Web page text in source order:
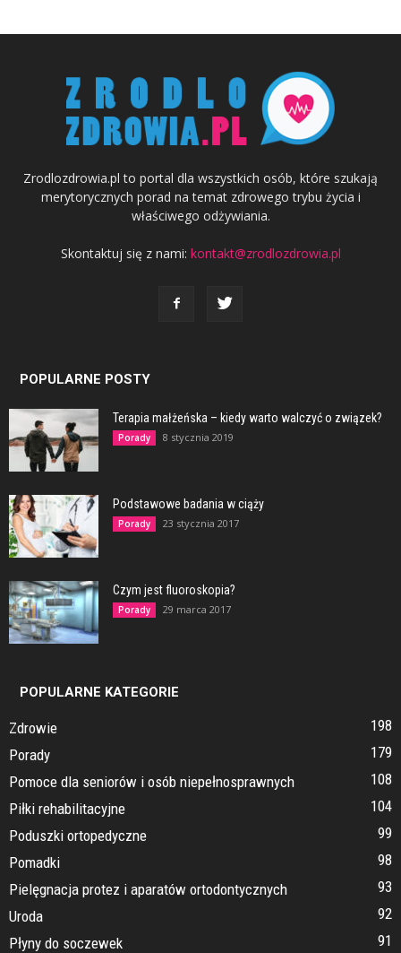
Zrodlozdrowia.pl to portal dla wszystkich osób, które szukają
merytorycznych porad na temat zdrowego trybu życia i
właściwego odżywiania.
Skontaktuj się z nami: kontakt@zrodlozdrowia.pl
POPULARNE POSTY
Terapia małżeńska – kiedy warto walczyć o związek?
Porady 8 stycznia 2019
Podstawowe badania w ciąży
Porady 23 stycznia 2017
Czym jest fluoroskopia?
Porady 29 marca 2017
POPULARNE KATEGORIE
Zdrowie
198
Porady
179
Pomoce dla seniorów i osób niepełnosprawnych
108
Piłki rehabilitacyjne
104
Poduszki ortopedyczne
99
Pomadki
98
Pielęgnacja protez i aparatów ortodontycznych
93
Uroda
92
Płyny do soczewek
91